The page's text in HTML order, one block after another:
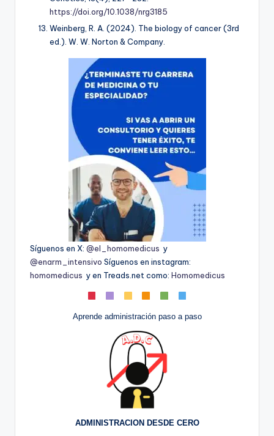
https://doi.org/10.1038/nrg3185
Weinberg, R. A. (2024). The biology of cancer(3rd
ed.). W. W. Norton & Company.
Síguenos en X: @el_homomedicus y
@enarm_intensivo Síguenos en instagram:
homomedicus y en Treads.net como: Homomedicus
Aprende administración paso a paso
ADMINISTRACION DESDE CERO